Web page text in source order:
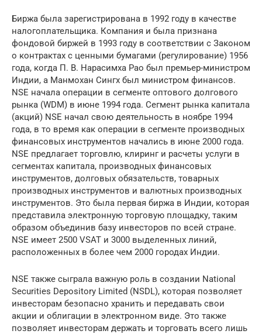
Биржа была зарегистрирована в 1992 году в качестве
налогоплательщика. Компания и была признана
фондовой биржей в 1993 году в соответствии с Законом
о контрактах с ценными бумагами (регулирование) 1956
года, когда П. В. Нарасимха Рао был премьер-министром
Индии, а Манмохан Сингх был министром финансов.
NSE начала операции в сегменте оптового долгового
рынка (WDM) в июне 1994 года. Сегмент рынка капитала
(акций) NSE начал свою деятельность в ноябре 1994
года, в то время как операции в сегменте производных
финансовых инструментов начались в июне 2000 года.
NSE предлагает торговлю, клиринг и расчеты услуги в
сегментах капитала, производных финансовых
инструментов, долговых обязательств, товарных
производных инструментов и валютных производных
инструментов. Это была первая биржа в Индии, которая
представила электронную торговую площадку, таким
образом объединив базу инвесторов по всей стране.
NSE имеет 2500 VSAT и 3000 выделенных линий,
расположенных в более чем 2000 городах Индии.
NSE также сыграла важную роль в создании National
Securities Depository Limited (NSDL), которая позволяет
инвесторам безопасно хранить и передавать свои
акции и облигации в электронном виде. Это также
позволяет инвесторам держать и торговать всего лишь